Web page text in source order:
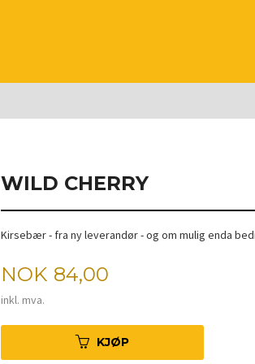
WILD CHERRY
Kirsebær - fra ny leverandør - og om mulig enda
Pris
NOK 84,00
inkl. mva.
KJØP